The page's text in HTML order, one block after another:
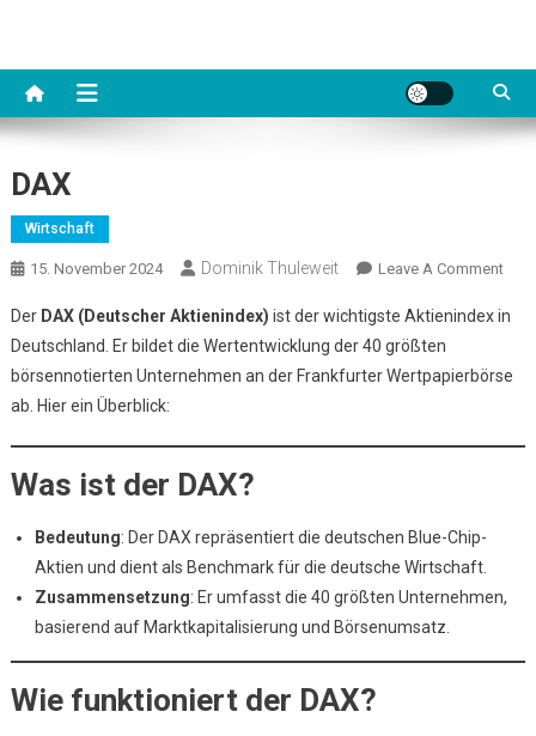
DAX
Wirtschaft
15. November 2024 Dominik Thuleweit Leave A CommentOn
Der DAX (Deutscher Aktienindex) ist der wichtigste Aktienindex in
Deutschland. Er bildet die Wertentwicklung der 40 größten
börsennotierten Unternehmen an der Frankfurter Wertpapierbörse
ab. Hier ein Überblick:
Was ist der DAX?
Bedeutung: Der DAX repräsentiert die deutschen Blue-Chip-
Aktien und dient als Benchmark für die deutsche Wirtschaft.
Zusammensetzung: Er umfasst die 40 größten Unternehmen,
basierend auf Marktkapitalisierung und Börsenumsatz.
Wie funktioniert der DAX?